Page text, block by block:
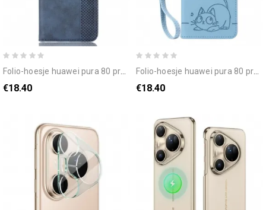
folio-hoesje huawei pura 80 pro vintage rand bescherming hoesje
€18.40
folio-hoesje huawei pura 80 pro grafische kat met lijnen
€18.40